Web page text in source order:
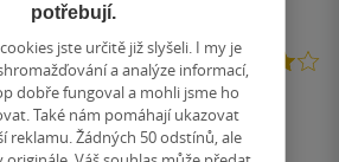
potřebují.
jste určitě již slyšeli. I my je
a analýze informací,
dobře fungoval a mohli jsme ho
Také nám pomáhají ukazovat
reklamu. Žádných 50 odstínů, ale